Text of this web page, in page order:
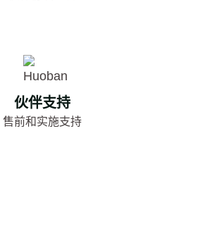
伙伴支持
售前和实施支持